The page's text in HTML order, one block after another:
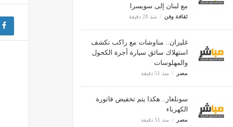
مع لبنان إلى سويسرا
ثقافة وفن منذ 28 دقيقة
غليزان.. مناوشات مع راكب تكشف
استهلاك سائق سيارة أجرة الكحول
والمهلوسات
مصر منذ 51 دقيقة
سونلغاز.. هكذا يتم تخفيض فاتورة
الكهرباء
مصر منذ 51 دقيقة